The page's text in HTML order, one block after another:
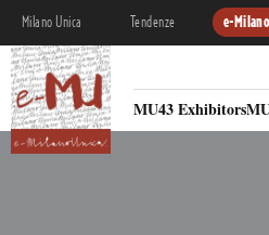
Milano Unica Tendenze e-
MU43 Exhibitors